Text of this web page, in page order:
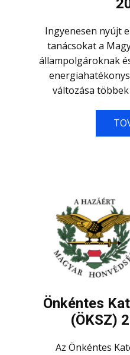
Ingyenesen nyújt
tanácsokat a
állampolgároknak
változása
Önkéntes
(ÖKSZ)
Az Önkéntes